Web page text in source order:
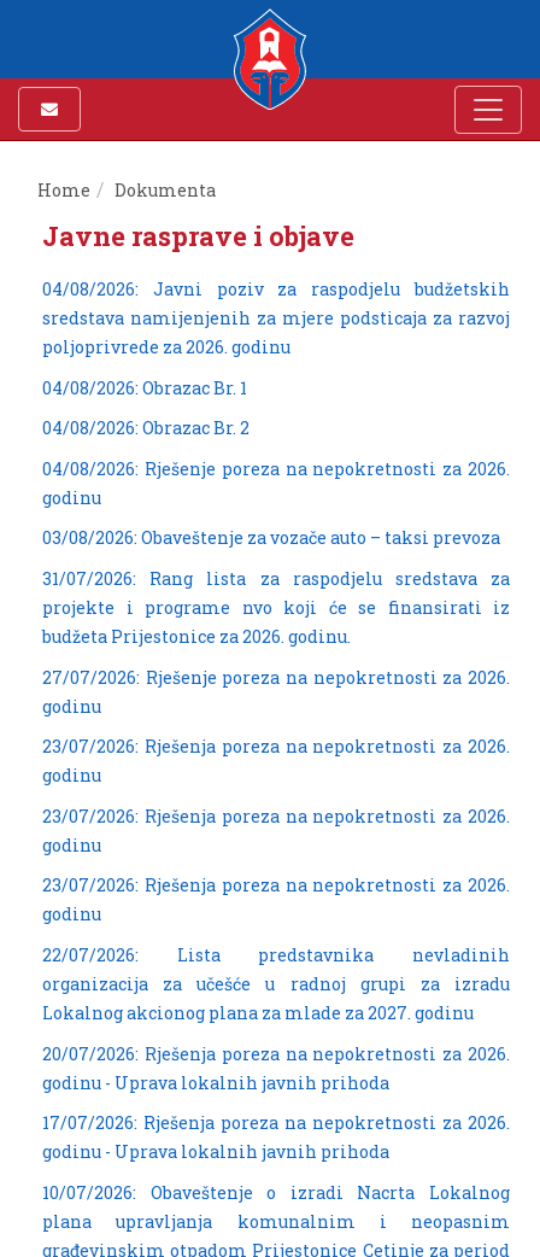
Home Dokumenta
Javne rasprave i objave
04/08/2026: Javni poziv za raspodjelu budžetskih
sredstava namijenjenih za mjere podsticaja za razvoj
poljoprivrede za 2026. godinu
04/08/2026: Obrazac Br. 1
04/08/2026: Obrazac Br. 2
04/08/2026: Rješenje poreza na nepokretnosti za 2026.
godinu
03/08/2026: Obaveštenje za vozače auto – taksi prevoza
31/07/2026: Rang lista za raspodjelu sredstava za
projekte i programe nvo koji će se finansirati iz
budžeta Prijestonice za 2026. godinu.
27/07/2026: Rješenje poreza na nepokretnosti za 2026.
godinu
23/07/2026: Rješenja poreza na nepokretnosti za 2026.
godinu
23/07/2026: Rješenja poreza na nepokretnosti za 2026.
godinu
23/07/2026: Rješenja poreza na nepokretnosti za 2026.
godinu
22/07/2026: Lista predstavnika nevladinih
organizacija za učešće u radnoj grupi za izradu
Lokalnog akcionog plana za mlade za 2027. godinu
20/07/2026: Rješenja poreza na nepokretnosti za 2026.
godinu - Uprava lokalnih javnih prihoda
17/07/2026: Rješenja poreza na nepokretnosti za 2026.
godinu - Uprava lokalnih javnih prihoda
10/07/2026: Obaveštenje o izradi Nacrta Lokalnog
plana upravljanja komunalnim i neopasnim
građevinskim otpadom Prijestonice Cetinje za period